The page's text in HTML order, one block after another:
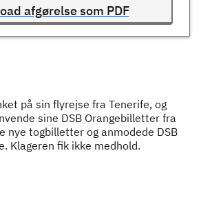
afgørelse som PDF
på sin flyrejse fra Tenerife, og
sine DSB Orangebilletter fra
nye togbilletter og anmodede DSB
Klageren fik ikke medhold.